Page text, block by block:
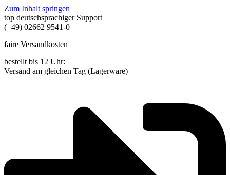
Zum Inhalt springen
top deutschsprachiger Support
(+49) 02662 9541-0
faire Versandkosten
bestellt bis 12 Uhr:
Versand am gleichen Tag (Lagerware)